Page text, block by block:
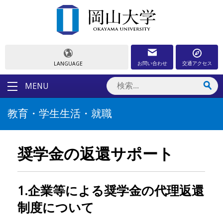
LANGUAGE お問い合わせ 交通アクセス
MENU
教育・学生生活・就職
奨学金の返還サポート
1.企業等による奨学金の代理返還
制度について